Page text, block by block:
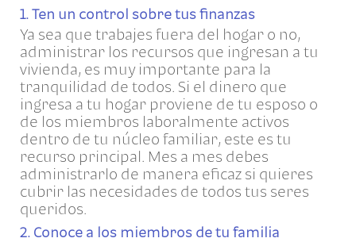
1. Ten un control sobre tus finanzas
Ya sea que trabajes fuera del hogar o no,
administrar los recursos que ingresan a tu
vivienda, es muy importante para la
tranquilidad de todos. Si el dinero que
ingresa a tu hogar proviene de tu esposo o
de los miembros laboralmente activos
dentro de tu núcleo familiar, este es tu
recurso principal. Mes a mes debes
administrarlo de manera eficaz si quieres
cubrir las necesidades de todos tus seres
queridos.
2. Conoce a los miembros de tu familia